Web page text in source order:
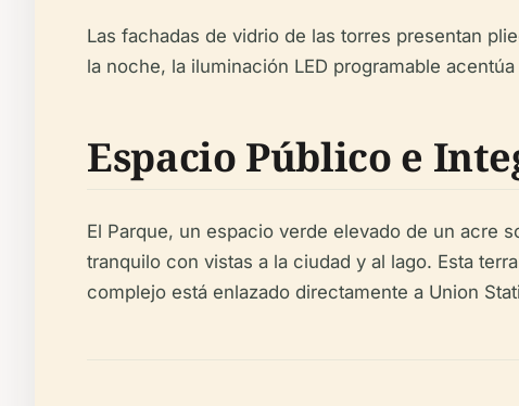
Las fachadas de vidrio de las torres presentan
la noche, la iluminación LED programable
Espacio Público e
El Parque, un espacio verde elevado de un acre
tranquilo con vistas a la ciudad y al lago. Esta
complejo está enlazado directamente a Union